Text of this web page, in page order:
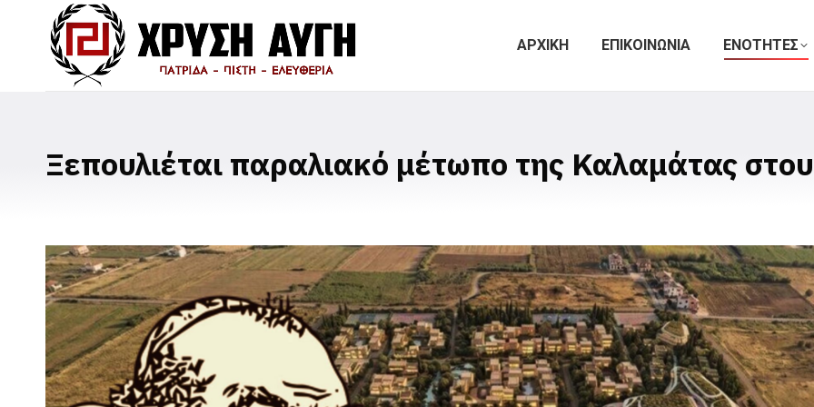
ΑΡΧΙΚΗ ΕΠΙΚΟΙΝΩΝΙΑ ΕΝΟΤΗΤΕΣ
Ξεπουλιέται παραλιακό μέτωπο της Καλαμάτας